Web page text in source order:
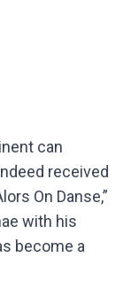
can
received
On Danse,”
with his
become a